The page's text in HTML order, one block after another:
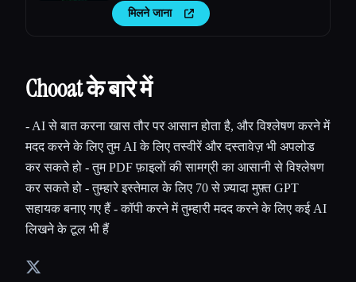
मिलने जाना
Chooat के बारे में
- AI से बात करना खास तौर पर आसान होता है, और विश्लेषण करने में
मदद करने के लिए तुम AI के लिए तस्वीरें और दस्तावेज़ भी अपलोड
कर सकते हो - तुम PDF फ़ाइलों की सामग्री का आसानी से विश्लेषण
कर सकते हो - तुम्हारे इस्तेमाल के लिए 70 से ज़्यादा मुफ़्त GPT
सहायक बनाए गए हैं - कॉपी करने में तुम्हारी मदद करने के लिए कई AI
लिखने के टूल भी हैं